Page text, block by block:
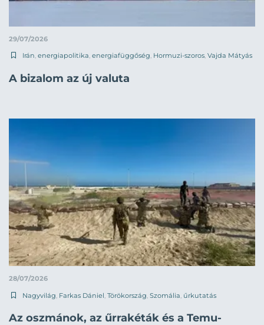
29/07/2026
Irán, energiapolitika, energiafüggőség, Hormuzi-szoros, Vajda Mátyás
A bizalom az új valuta
28/07/2026
Nagyvilág Farkas Dániel Törökország Szomália űrkutatás
Az oszmánok, az űrrakéták és a Temu-